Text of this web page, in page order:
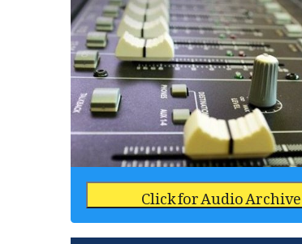
Click for Audio Archive